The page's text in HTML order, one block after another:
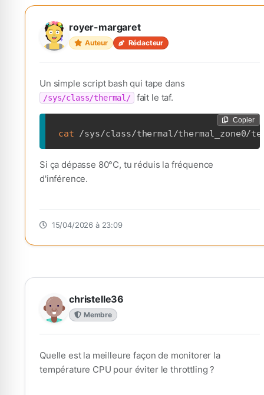
royer-margaret
Auteur Rédacteur
Un simple script bash qui tape dans
/sys/class/thermal/ fait le taf.
Copier
cat /sys/class/thermal/thermal_zone0/
Si ça dépasse 80°C, tu réduis la fréquence
d'inférence.
15/04/2026 à 23:09
christelle36
Membre
Quelle est la meilleure façon de monitorer la
température CPU pour éviter le throttling ?